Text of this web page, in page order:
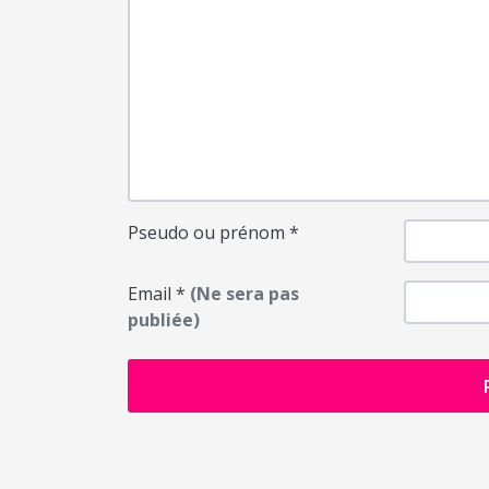
Pseudo ou prénom *
Email * (Ne sera pas
publiée)